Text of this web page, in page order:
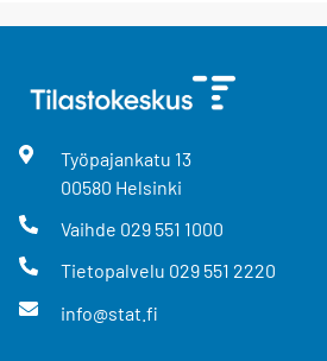
Työpajankatu 13
00580 Helsinki
Vaihde 029 551 1000
Tietopalvelu 029 551 2220
info@stat.fi